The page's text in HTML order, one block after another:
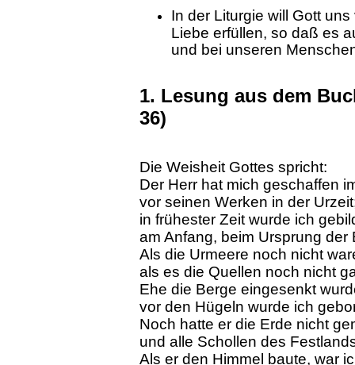
In der Liturgie will Gott
Liebe erfüllen, so daß es
und bei unseren
1. Lesung aus dem
36)
Die Weisheit Gottes spricht:
Der Herr hat mich geschaffen
vor seinen Werken in der
in frühester Zeit wurde ich
am Anfang, beim Ursprung der
Als die Urmeere noch nicht
als es die Quellen noch nicht
Ehe die Berge eingesenkt
vor den Hügeln wurde ich
Noch hatte er die Erde nicht
und alle Schollen des
Als er den Himmel baute, war